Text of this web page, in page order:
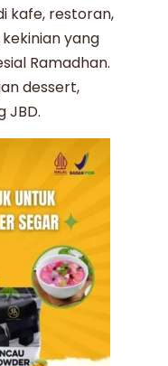
kafe, restoran,
yang
Ramadhan.
dessert,
JBD.